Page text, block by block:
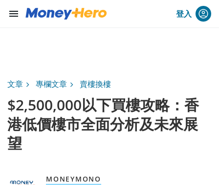
menu 登入
文章 專欄文章 賣樓換樓
$2,500,000以下買樓攻略：香
港低價樓市全面分析及未來展
望
MONEYMONO